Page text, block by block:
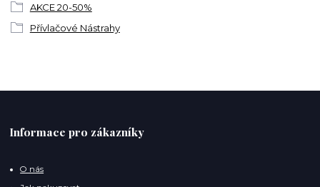
AKCE 20-50%
Přívlačové Nástrahy
Informace pro zákazníky
O nás